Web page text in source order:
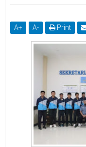
A+ A- Print